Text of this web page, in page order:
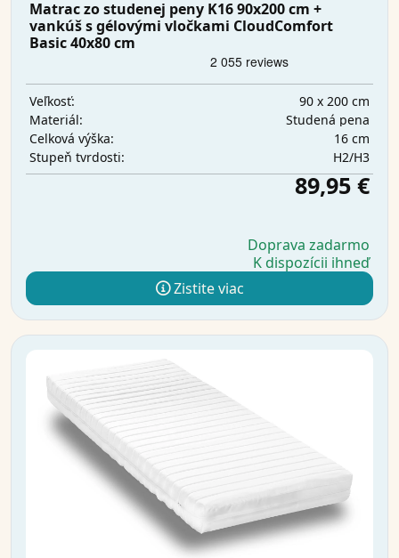
Matrac zo studenej peny K16 90x200 cm +
vankúš s gélovými vločkami CloudComfort
Basic 40x80 cm
Veľkosť:
90 x 200 cm
Materiál:
Studená pena
Celková výška:
16 cm
Stupeň tvrdosti:
H2/H3
89,95 €
Doprava zadarmo
K dispozícii ihneď
Zistite viac